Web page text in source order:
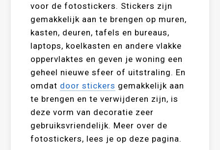
voor de fotostickers. Stickers zijn
gemakkelijk aan te brengen op muren,
kasten, deuren, tafels en bureaus,
laptops, koelkasten en andere vlakke
oppervlaktes en geven je woning een
geheel nieuwe sfeer of uitstraling. En
omdat door stickers gemakkelijk aan
te brengen en te verwijderen zijn, is
deze vorm van decoratie zeer
gebruiksvriendelijk. Meer over de
fotostickers, lees je op deze pagina.